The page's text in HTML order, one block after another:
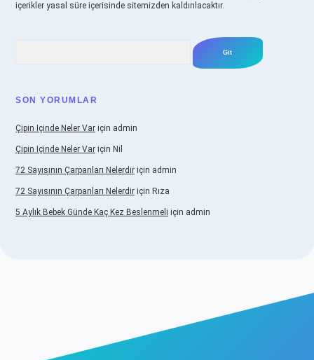
içerikler yasal süre içerisinde sitemizden kaldırılacaktır.
SON YORUMLAR
Çipin Içinde Neler Var için admin
Çipin Içinde Neler Var için Nil
72 Sayısının Çarpanları Nelerdir için admin
72 Sayısının Çarpanları Nelerdir için Rıza
5 Aylık Bebek Günde Kaç Kez Beslenmeli için admin